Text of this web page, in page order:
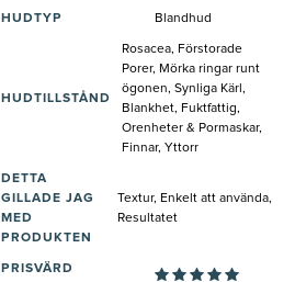
HUDTYP Blandhud
HUDTILLSTÅND
Rosacea, Förstorade
Porer, Mörka ringar runt
ögonen, Synliga Kärl,
Blankhet, Fuktfattig,
Orenheter & Pormaskar,
Finnar, Yttorr
DETTA
GILLADE JAG
MED
PRODUKTEN
Textur, Enkelt att använda,
Resultatet
PRISVÄRD